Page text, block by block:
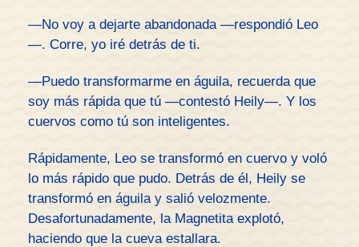
—No voy a dejarte abandonada —respondió Leo
—. Corre, yo iré detrás de ti.
—Puedo transformarme en águila, recuerda que
soy más rápida que tú —contestó Heily—. Y los
cuervos como tú son inteligentes.
Rápidamente, Leo se transformó en cuervo y voló
lo más rápido que pudo. Detrás de él, Heily se
transformó en águila y salió velozmente.
Desafortunadamente, la Magnetita explotó,
haciendo que la cueva estallara.